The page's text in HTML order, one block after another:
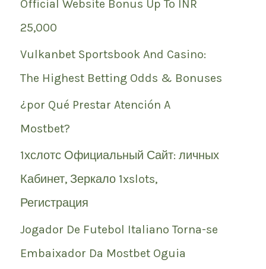
Official Website Bonus Up To INR
25,000
Vulkanbet Sportsbook And Casino:
The Highest Betting Odds & Bonuses
¿por Qué Prestar Atención A
Mostbet?
1хслотс Официальный Сайт: личных
Кабинет, Зеркало 1xslots,
Регистрация
Jogador De Futebol Italiano Torna-se
Embaixador Da Mostbet Oguia